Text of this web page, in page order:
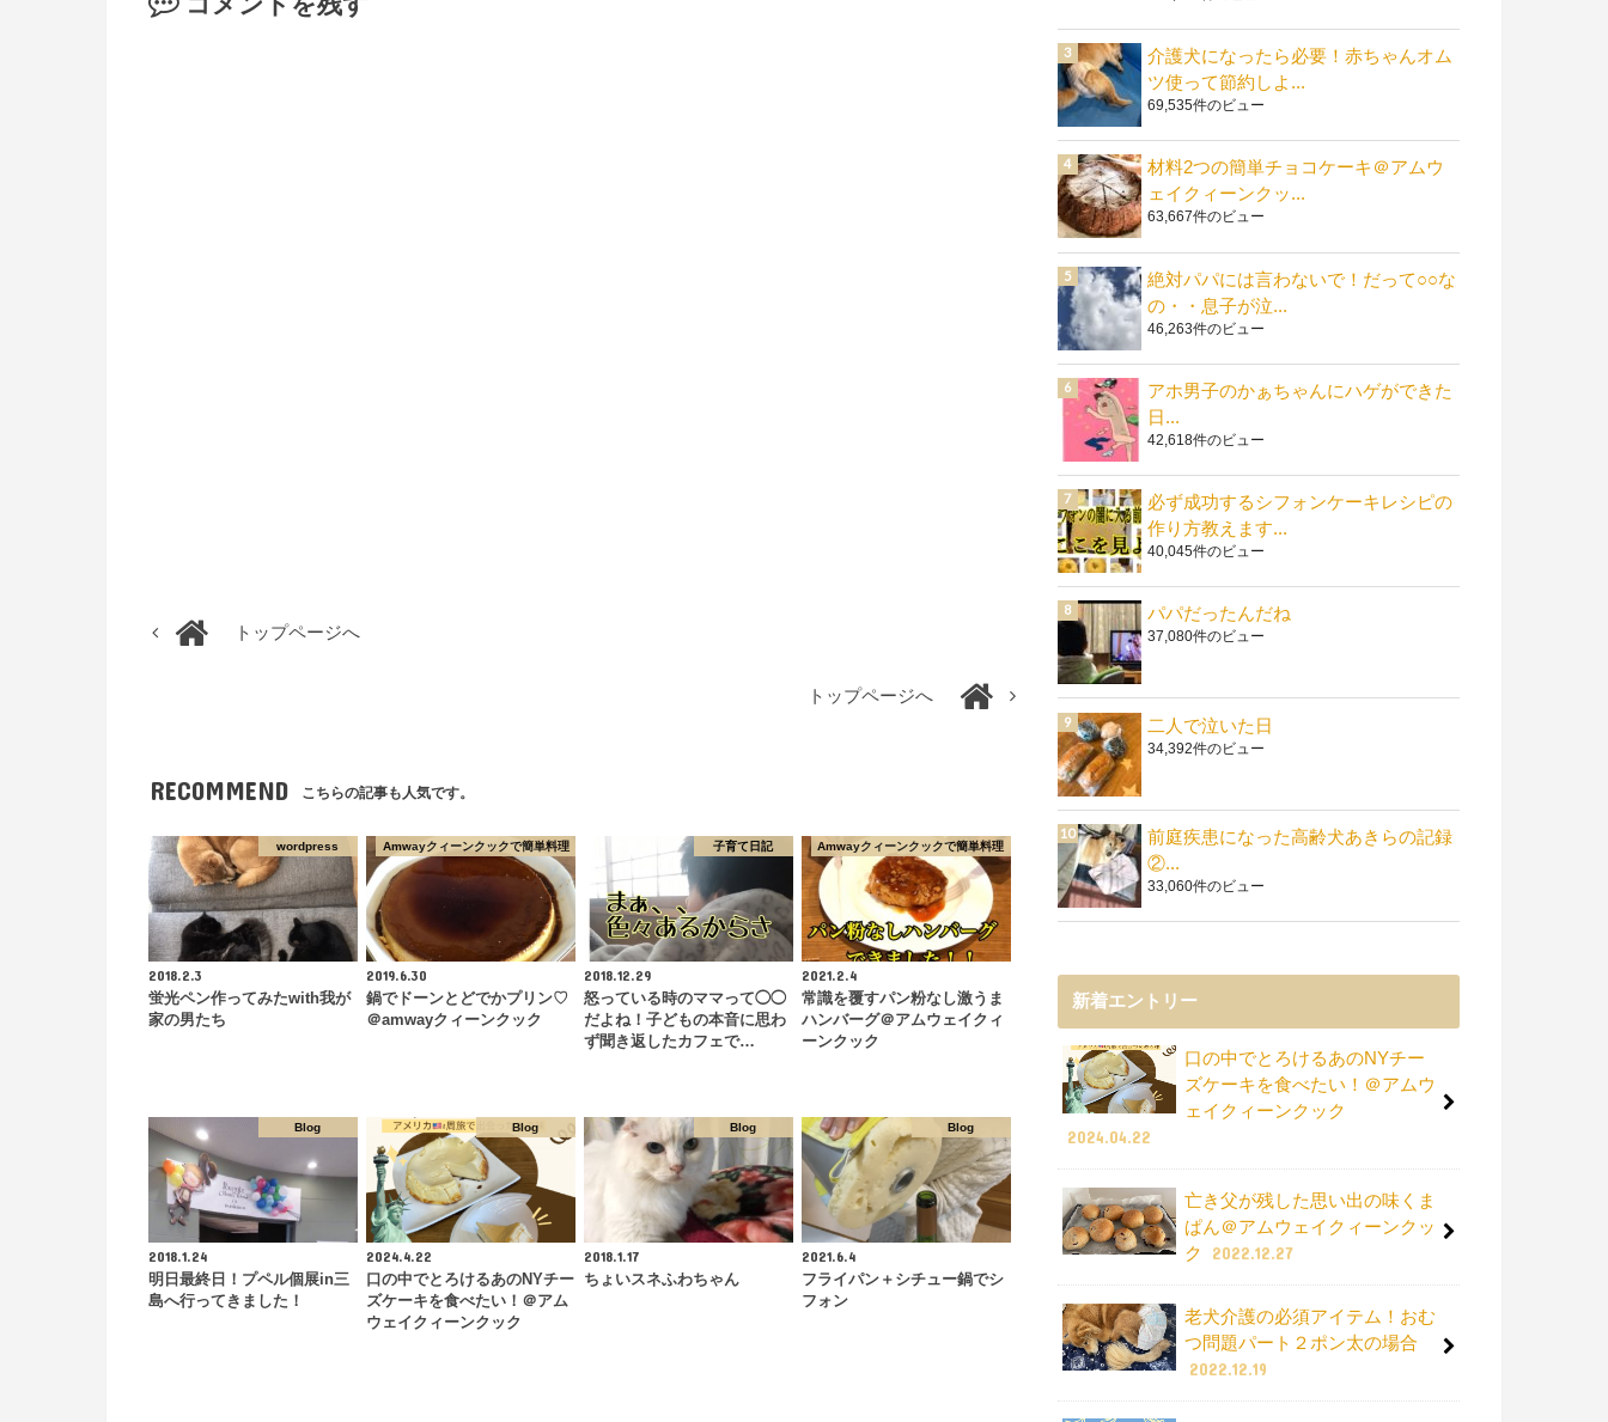
トップページへ
トップページへ
RECOMMEND こちらの記事も人気です。
wordpress
2018.2.3
蛍光ペン作ってみたwith我が
家の男たち
Amwayクィーンクックで簡単料理
2019.6.30
鍋でドーンとどでかプリン♡
＠amwayクィーンクック
子育て日記
2018.12.29
怒っている時のママって◯◯
だよね！子どもの本音に思わ
ず聞き返したカフェで…
Amwayクィーンクックで簡単料理
2021.2.4
常識を覆すパン粉なし激うま
ハンバーグ＠アムウェイクィ
ーンクック
Blog
2018.1.24
明日最終日！プペル個展in三
島へ行ってきました！
Blog
2024.4.22
口の中でとろけるあのNYチー
ズケーキを食べたい！＠アム
ウェイクィーンクック
Blog
2018.1.17
ちょいスネふわちゃん
Blog
2021.6.4
フライパン＋シチュー鍋でシ
フォン
介護犬になったら必要！赤ちゃんオム
ツ使って節約しよ...
69,535件のビュー
材料2つの簡単チョコケーキ＠アムウ
ェイクィーンクッ...
63,667件のビュー
絶対パパには言わないで！だって○○な
の・・息子が泣...
46,263件のビュー
アホ男子のかぁちゃんにハゲができた
日...
42,618件のビュー
必ず成功するシフォンケーキレシピの
作り方教えます...
40,045件のビュー
パパだったんだね
37,080件のビュー
二人で泣いた日
34,392件のビュー
前庭疾患になった高齢犬あきらの記録
②...
33,060件のビュー
新着エントリー
口の中でとろけるあのNYチー
ズケーキを食べたい！＠アムウ
ェイクィーンクック
2024.04.22
亡き父が残した思い出の味くま
ぱん＠アムウェイクィーンクッ
ク
2022.12.27
老犬介護の必須アイテム！おむ
つ問題パート２ポン太の場合
2022.12.19